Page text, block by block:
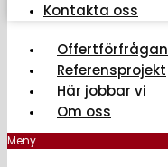
Kontakta oss
Offertförfrågan
Referensprojekt
Här jobbar vi
Om oss
Meny